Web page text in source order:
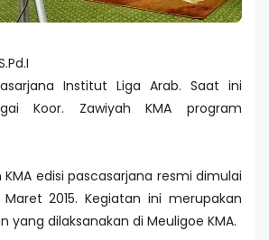
Institut Liga Arab. Saat ini
Koor. Zawiyah KMA program
edisi pascasarjana resmi dimulai
2015. Kegiatan ini merupakan
yang dilaksanakan di Meuligoe KMA.